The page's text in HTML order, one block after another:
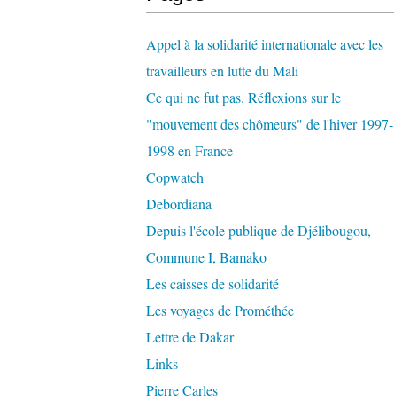
Appel à la solidarité internationale avec les
travailleurs en lutte du Mali
Ce qui ne fut pas. Réflexions sur le
"mouvement des chômeurs" de l'hiver 1997-
1998 en France
Copwatch
Debordiana
Depuis l'école publique de Djélibougou,
Commune I, Bamako
Les caisses de solidarité
Les voyages de Prométhée
Lettre de Dakar
Links
Pierre Carles